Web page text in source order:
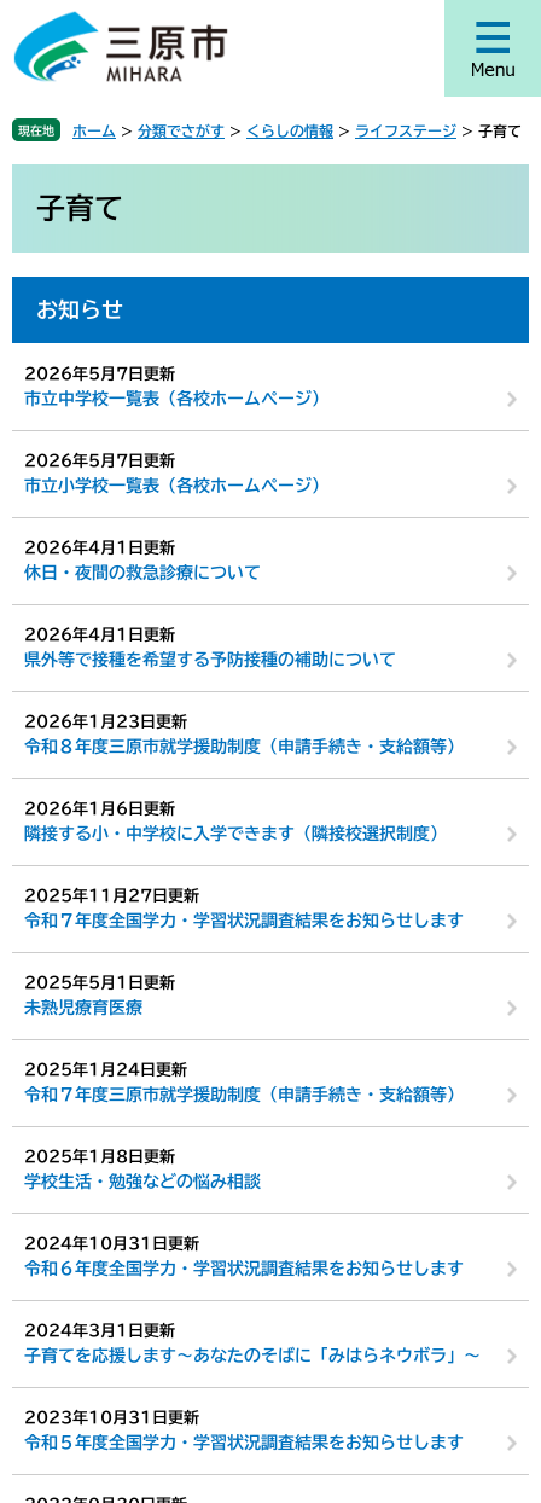
ジ
頭
で
ュ
飛
ば
現在地 ホーム > 分類でさがす > くらしの情報 > ライフステージ > 子育て
子育て
お知らせ
2026年5月7日更新
市立中学校一覧表（各校ホームページ）
2026年5月7日更新
市立小学校一覧表（各校ホームページ）
2026年4月1日更新
休日・夜間の救急診療について
2026年4月1日更新
県外等で接種を希望する予防接種の補助について
2026年1月23日更新
令和８年度三原市就学援助制度（申請手続き・支給額等）
2026年1月6日更新
隣接する小・中学校に入学できます（隣接校選択制度）
2025年11月27日更新
令和７年度全国学力・学習状況調査結果をお知らせします
2025年5月1日更新
未熟児療育医療
2025年1月24日更新
令和７年度三原市就学援助制度（申請手続き・支給額等）
2025年1月8日更新
学校生活・勉強などの悩み相談
2024年10月31日更新
令和６年度全国学力・学習状況調査結果をお知らせします
2024年3月1日更新
子育てを応援します～あなたのそばに「みはらネウボラ」～
2023年10月31日更新
令和５年度全国学力・学習状況調査結果をお知らせします